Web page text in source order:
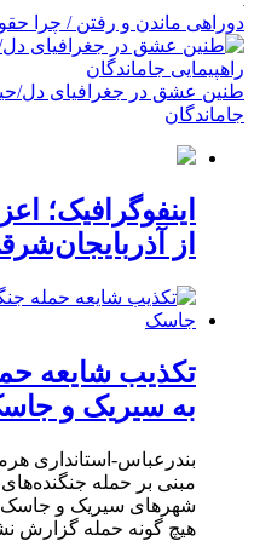
دوراهی ماندن و رفتن / چرا
طنین عشق در جغرافیای دل/
جاماندگان
از
تکذیب شایعه
به سیریک و
بندرعباس-استانداری
مبنی بر حمله
شهرهای سیریک و جاسک
هیچ گونه حمله گزارش